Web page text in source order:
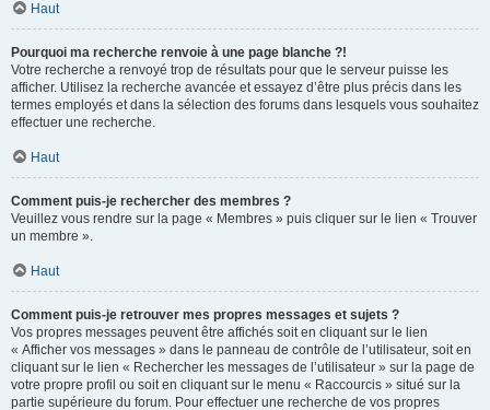
Haut
Pourquoi ma recherche renvoie à une page blanche ?!
Votre recherche a renvoyé trop de résultats pour que le serveur puisse les
afficher. Utilisez la recherche avancée et essayez d’être plus précis dans les
termes employés et dans la sélection des forums dans lesquels vous souhaitez
effectuer une recherche.
Haut
Comment puis-je rechercher des membres ?
Veuillez vous rendre sur la page « Membres » puis cliquer sur le lien « Trouver
un membre ».
Haut
Comment puis-je retrouver mes propres messages et sujets ?
Vos propres messages peuvent être affichés soit en cliquant sur le lien
« Afficher vos messages » dans le panneau de contrôle de l’utilisateur, soit en
cliquant sur le lien « Rechercher les messages de l’utilisateur » sur la page de
votre propre profil ou soit en cliquant sur le menu « Raccourcis » situé sur la
partie supérieure du forum. Pour effectuer une recherche de vos propres